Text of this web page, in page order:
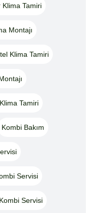
Klima Tamiri
Montajı
Klima Tamiri
Tamiri
Kombi Bakım
Servisi
Servisi